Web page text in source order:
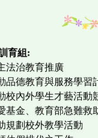
育組 :
法治教育推廣
品德教育與服務學習
校內外學生才藝活動
基金、教育部急難救
規劃校外教學活動